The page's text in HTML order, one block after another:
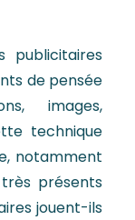
publicitaires
de pensée
images,
technique
notamment
présents
jouent-ils